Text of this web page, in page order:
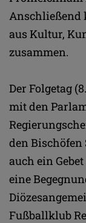
Anschließend
aus Kultur,
zusammen.
Der Folgetag
mit den
den Bischöfen
auch ein
eine
Fußballklub